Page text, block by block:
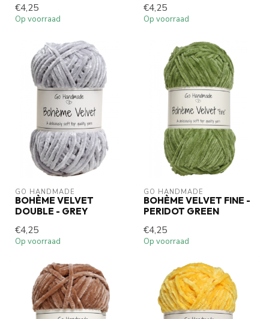
€4,25
Op voorraad
€4,25
Op voorraad
GO HANDMADE
BOHÈME VELVET
DOUBLE - GREY
€4,25
Op voorraad
GO HANDMADE
BOHÈME VELVET FINE -
PERIDOT GREEN
€4,25
Op voorraad